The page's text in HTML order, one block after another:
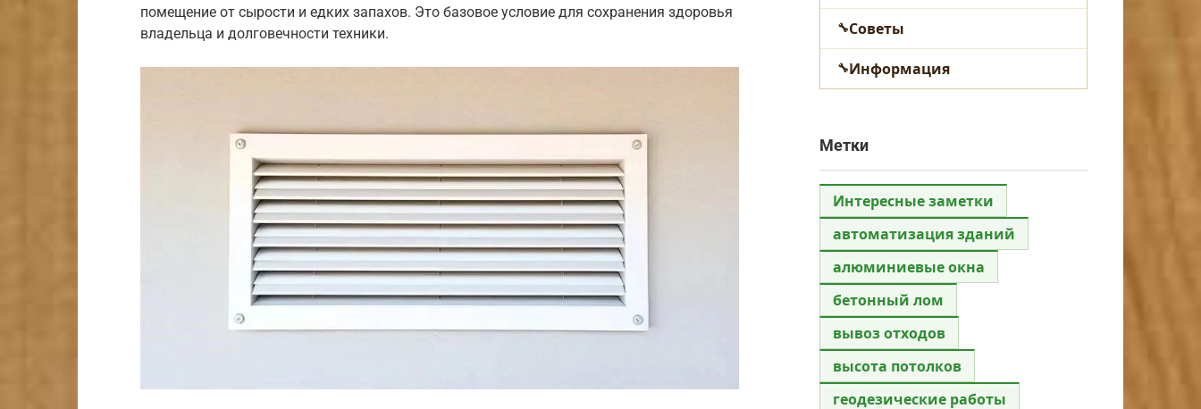
помещение от сырости и едких запахов. Это базовое условие для сохранения здоровья
владельца и долговечности техники.
Советы
Информация
Метки
Интересные заметки
автоматизация зданий
алюминиевые окна
бетонный лом
вывоз отходов
высота потолков
геодезические работы